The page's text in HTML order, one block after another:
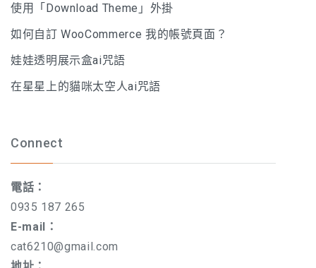
使用「Download Theme」外掛
如何自訂 WooCommerce 我的帳號頁面？
娃娃透明展示盒ai咒語
在星星上的貓咪太空人ai咒語
Connect
電話：
0935 187 265
E-mail：
cat6210@gmail.com